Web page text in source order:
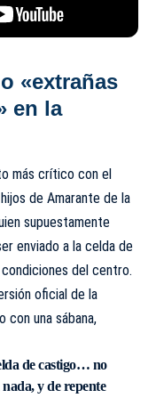
«extrañas
en la
más crítico con el
de Amarante de la
supuestamente
enviado a la celda de
del centro.
oficial de la
con una sábana,
de castigo… no
y de repente